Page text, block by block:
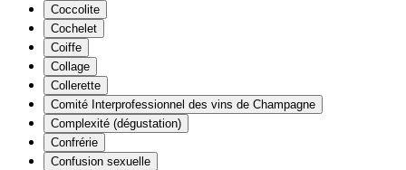
Coccolite
Cochelet
Coiffe
Collage
Collerette
Comité Interprofessionnel des vins de Champagne
Complexité (dégustation)
Confrérie
Confusion sexuelle